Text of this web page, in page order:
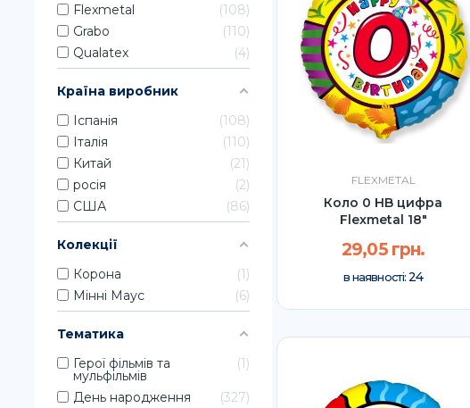
Flexmetal
108
Grabo
110
Qualatex
4
Країна виробник
Іспанія
108
Італія
110
Китай
21
росія
2
США
86
Колекції
Корона
1
Мінні Маус
6
Тематика
Герої фільмів та
мульфільмів
1
День народження
327
FLEXMETAL
Коло 0 HB цифра
Flexmetal 18"
29,05 грн.
в наявності: 24